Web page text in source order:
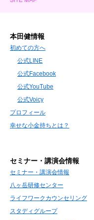
本田健情報
初めての方へ
公式LINE
公式Facebook
公式YouTube
公式Voicy
プロフィール
幸せな小金持ちとは？
セミナー・講演会情報
セミナー・講演会情報
八ヶ岳研修センター
ライフワークカウンセリング
スタディグループ